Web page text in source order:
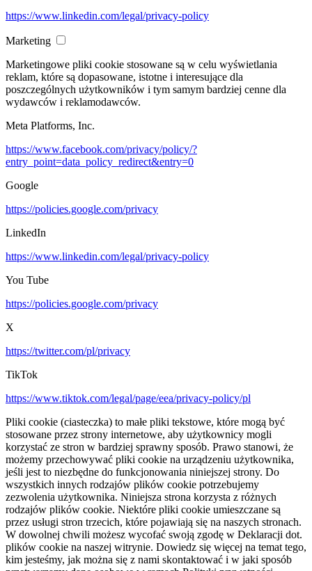
https://www.linkedin.com/legal/privacy-policy
Marketing
Marketingowe pliki cookie stosowane są w celu wyświetlania
reklam, które są dopasowane, istotne i interesujące dla
poszczególnych użytkowników i tym samym bardziej cenne dla
wydawców i reklamodawców.
Meta Platforms, Inc.
https://www.facebook.com/privacy/policy/?
entry_point=data_policy_redirect&entry=0
Google
https://policies.google.com/privacy
LinkedIn
https://www.linkedin.com/legal/privacy-policy
You Tube
https://policies.google.com/privacy
X
https://twitter.com/pl/privacy
TikTok
https://www.tiktok.com/legal/page/eea/privacy-policy/pl
Pliki cookie (ciasteczka) to małe pliki tekstowe, które mogą być
stosowane przez strony internetowe, aby użytkownicy mogli
korzystać ze stron w bardziej sprawny sposób. Prawo stanowi, że
możemy przechowywać pliki cookie na urządzeniu użytkownika,
jeśli jest to niezbędne do funkcjonowania niniejszej strony. Do
wszystkich innych rodzajów plików cookie potrzebujemy
zezwolenia użytkownika. Niniejsza strona korzysta z różnych
rodzajów plików cookie. Niektóre pliki cookie umieszczane są
przez usługi stron trzecich, które pojawiają się na naszych stronach.
W dowolnej chwili możesz wycofać swoją zgodę w Deklaracji dot.
plików cookie na naszej witrynie. Dowiedz się więcej na temat tego,
kim jesteśmy, jak można się z nami skontaktować i w jaki sposób